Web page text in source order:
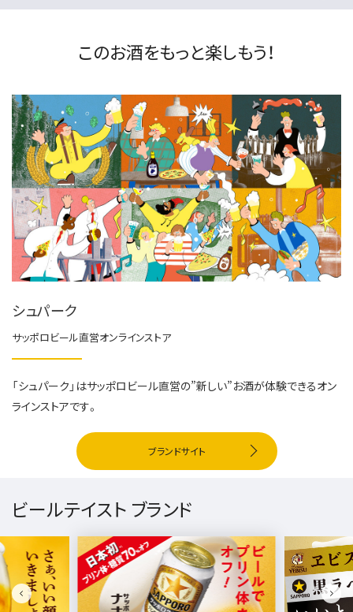
このお酒をもっと楽しもう！
シュパーク
サッポロビール直営オンラインストア
「シュパーク」はサッポロビール直営の”新しい”お酒が体験できるオン
ラインストアです。
ブランドサイト
ビールテイスト ブランド